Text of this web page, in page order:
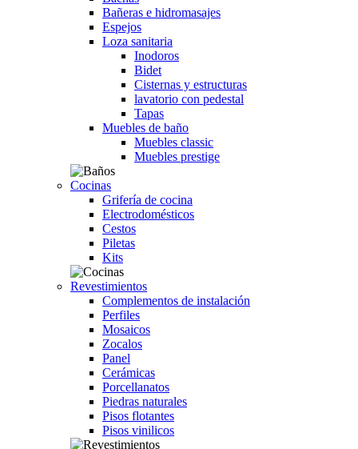
Bañeras e hidromasajes
Espejos
Loza sanitaria
Inodoros
Bidet
Cisternas y estructuras
lavatorio con pedestal
Tapas
Muebles de baño
Muebles classic
Muebles prestige
Cocinas
Grifería de cocina
Electrodomésticos
Cestos
Piletas
Kits
Revestimientos
Complementos de instalación
Perfiles
Mosaicos
Zocalos
Panel
Cerámicas
Porcellanatos
Piedras naturales
Pisos flotantes
Pisos vinilicos